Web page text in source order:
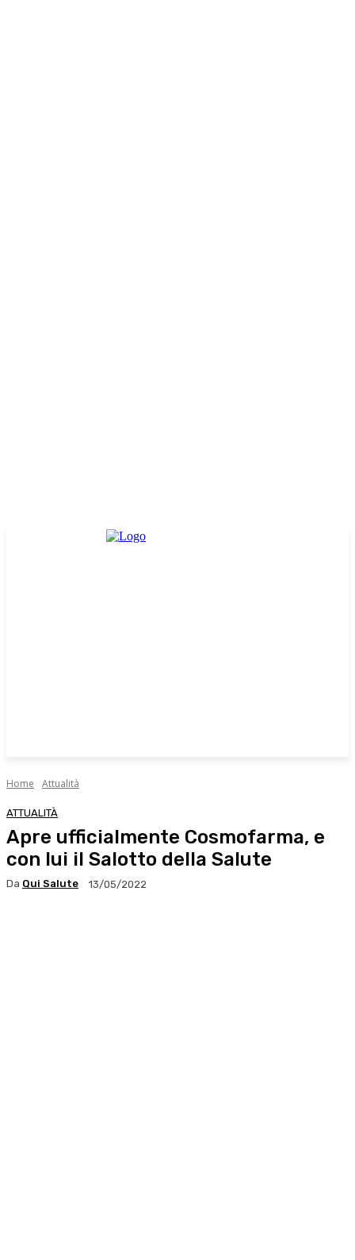
Home Attualità
ATTUALITÀ
Apre ufficialmente Cosmofarma, e
con lui il Salotto della Salute
Da Qui Salute 13/05/2022